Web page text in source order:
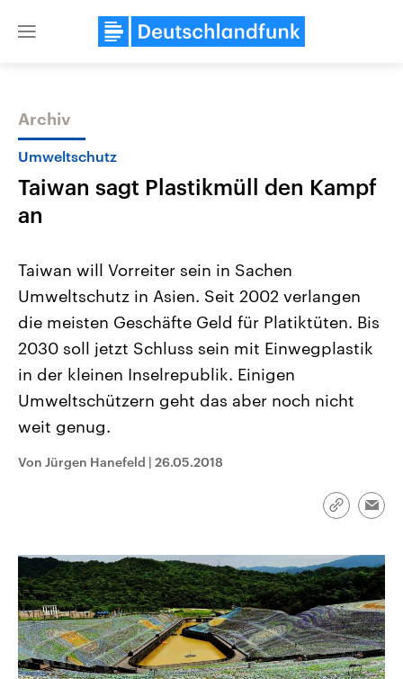
Close
Themen
Landtagswahl Sachsen-Anhalt
2026
Alle Informationen
Sachsen-Anhalt wählt am 6.
September 2026 einen neuen
Landtag. Seit 2021 wird das
Bundesland von einer Koalition aus
CDU, SPD und FDP regiert.-
Umfragen, Prognosen,
und Hintergründe zu den Parteien
und Kandidaten der anstehenden
USA
Aktuelle Beiträge,
Hintergründe
Wirtschaftlich und
gehören die Vereinigten
den mächtigsten Ländern
mit großem Einfluss auf
Sendungen Programm
Archiv
Umweltschutz
Taiwan sagt Plastikmüll den Kampf
an
Taiwan will Vorreiter sein in Sachen
Umweltschutz in Asien. Seit 2002 verlangen
die meisten Geschäfte Geld für Platiktüten. Bis
2030 soll jetzt Schluss sein mit Einwegplastik
in der kleinen Inselrepublik. Einigen
Umweltschützern geht das aber noch nicht
weit genug.
Von Jürgen Hanefeld | 26.05.2018
Link